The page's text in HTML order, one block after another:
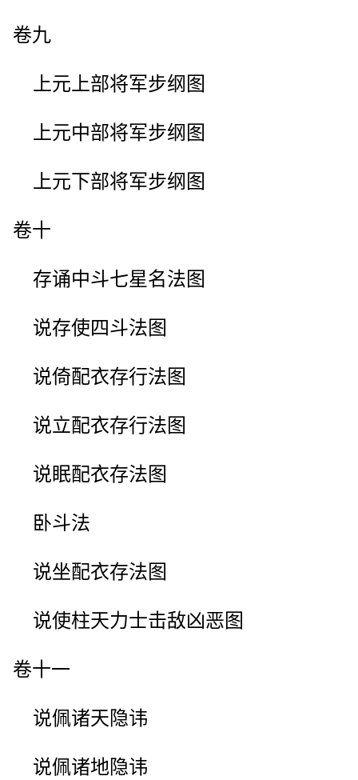
卷九
上元上部将军步纲图
上元中部将军步纲图
上元下部将军步纲图
卷十
存诵中斗七星名法图
说存使四斗法图
说倚配衣存行法图
说立配衣存行法图
说眠配衣存法图
卧斗法
说坐配衣存法图
说使柱天力士击敌凶恶图
卷十一
说佩诸天隐讳
说佩诸地隐讳